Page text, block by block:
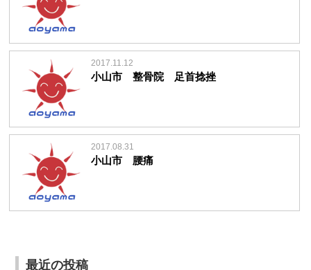
2017.11.12
小山市 整骨院 足首捻挫
2017.08.31
小山市 腰痛
最近の投稿